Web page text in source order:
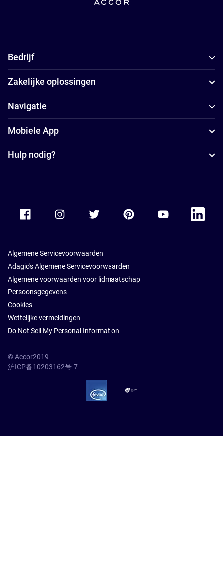
Bedrijf
Zakelijke oplossingen
Navigatie
Mobiele App
Hulp nodig?
Accor Facebook Accor TwitterAccor PinterestAccor Youtube
Accor
Algemene Servicevoorwaarden
Adagio's Algemene Servicevoorwaarden
Algemene voorwaarden voor lidmaatschap
Persoonsgegevens
Cookies
Wettelijke vermeldingen
Do Not Sell My Personal Information
© Accor2019
沪ICP备10203162号-7